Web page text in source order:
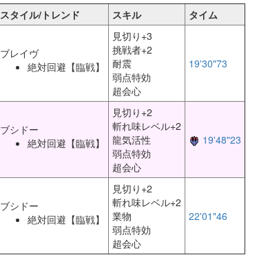
スタイル/トレンド スキル タイム
ブレイヴ
絶対回避【臨戦】
見切り+3
挑戦者+2
耐震
弱点特効
超会心
19'30"73
ブシドー
絶対回避【臨戦】
見切り+2
斬れ味レベル+2
龍気活性
弱点特効
超会心
19'48"23
ブシドー
絶対回避【臨戦】
見切り+2
斬れ味レベル+2
業物
弱点特効
超会心
22'01"46